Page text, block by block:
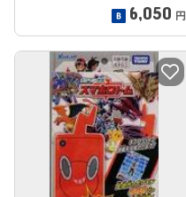
6,050 円